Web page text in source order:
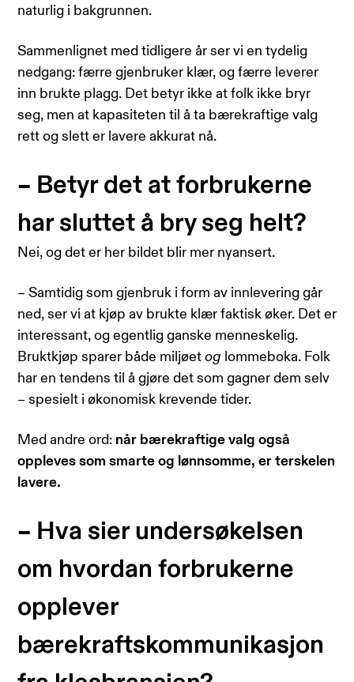
naturlig i bakgrunnen.
Sammenlignet med tidligere år ser vi en tydelig
nedgang: færre gjenbruker klær, og færre leverer
inn brukte plagg. Det betyr ikke at folk ikke bryr
seg, men at kapasiteten til å ta bærekraftige valg
rett og slett er lavere akkurat nå.
– Betyr det at forbrukerne
har sluttet å bry seg helt?
Nei, og det er her bildet blir mer nyansert.
– Samtidig som gjenbruk i form av innlevering går
ned, ser vi at kjøp av brukte klær faktisk øker. Det er
interessant, og egentlig ganske menneskelig.
Bruktkjøp sparer både miljøetog lommeboka. Folk
har en tendens til å gjøre det som gagner dem selv
– spesielt i økonomisk krevende tider.
Med andre ord: når bærekraftige valg også
oppleves som smarte og lønnsomme, er terskelen
lavere.
– Hva sier undersøkelsen
om hvordan forbrukerne
opplever
bærekraftskommunikasjon